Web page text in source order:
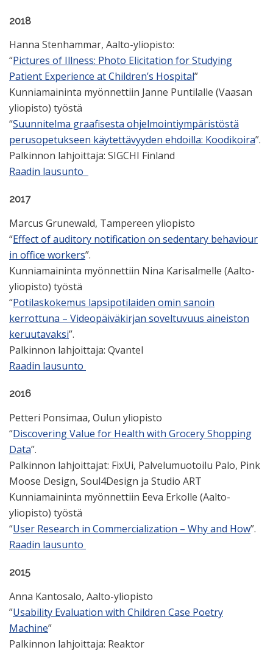
2018
Hanna Stenhammar, Aalto-yliopisto:
“Pictures of Illness: Photo Elicitation for Studying
Patient Experience at Children’s Hospital”
Kunniamaininta myönnettiin Janne Puntilalle (Vaasan
yliopisto) työstä
“Suunnitelma graafisesta ohjelmointiympäristöstä
perusopetukseen käytettävyyden ehdoilla: Koodikoira”.
Palkinnon lahjoittaja: SIGCHI Finland
Raadin lausunto
2017
Marcus Grunewald, Tampereen yliopisto
“Effect of auditory notification on sedentary behaviour
in office workers”.
Kunniamaininta myönnettiin Nina Karisalmelle (Aalto-
yliopisto) työstä
“Potilaskokemus lapsipotilaiden omin sanoin
kerrottuna – Videopäiväkirjan soveltuvuus aineiston
keruutavaksi”.
Palkinnon lahjoittaja: Qvantel
Raadin lausunto
2016
Petteri Ponsimaa, Oulun yliopisto
“Discovering Value for Health with Grocery Shopping
Data”.
Palkinnon lahjoittajat: FixUi, Palvelumuotoilu Palo, Pink
Moose Design, Soul4Design ja Studio ART
Kunniamaininta myönnettiin Eeva Erkolle (Aalto-
yliopisto) työstä
“User Research in Commercialization – Why and How”.
Raadin lausunto
2015
Anna Kantosalo, Aalto-yliopisto
”Usability Evaluation with Children Case Poetry
Machine”
Palkinnon lahjoittaja: Reaktor